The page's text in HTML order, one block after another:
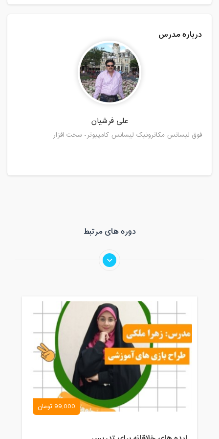
درباره مدرس
علی فرشیان
فوق لیسانس مکاترونیک لیسانس کامپیوتر- سخت ‌افزار
دوره های مرتبط
99,000 تومان